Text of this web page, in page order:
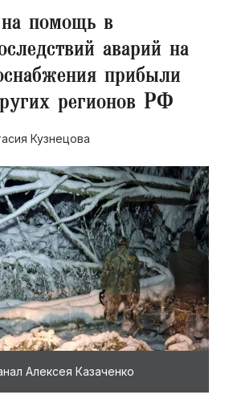
помощь в
аварий на
прибыли
регионов РФ
Кузнецова
Алексея Казаченко